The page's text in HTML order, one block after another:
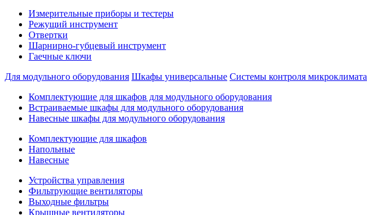
Измерительные приборы и тестеры
Режущий инструмент
Отвертки
Шарнирно-губцевый инструмент
Гаечные ключи
Для модульного оборудования Шкафы универсальные Системы контроля микроклимата
Комплектующие для шкафов для модульного оборудования
Встраиваемые шкафы для модульного оборудования
Навесные шкафы для модульного оборудования
Комплектующие для шкафов
Напольные
Навесные
Устройства управления
Фильтрующие вентиляторы
Выходные фильтры
Крышные вентиляторы